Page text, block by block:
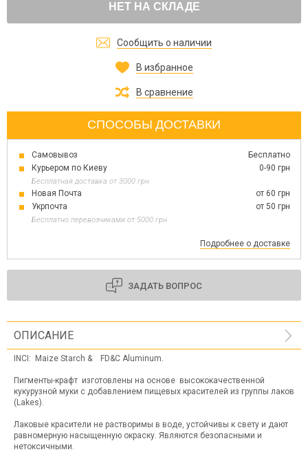
НЕТ НА СКЛАДЕ
Сообщить о наличии
В избранное
В сравнение
СПОСОБЫ ДОСТАВКИ
Самовывоз
Бесплатно
Курьером по Киеву
0-90 грн
Бесплатная доставка от 3000 грн
Новая Почта
от 60 грн
Укрпочта
от 50 грн
Бесплатно перевозчиками от 5000 грн
Подробнее о доставке
ЗАДАТЬ ВОПРОС
ОПИСАНИЕ
INCI: Maize Starch & FD&C Aluminum.
Пигменты-крафт изготовлены на основе высококачественной
кукурузной муки с добавлением пищевых красителей из группы лаков
(Lakes).
Лаковые красители не растворимы в воде, устойчивы к свету и дают
равномерную насыщенную окраску. Являются безопасными и
нетоксичными.